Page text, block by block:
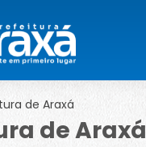
de Araxá
de Araxá